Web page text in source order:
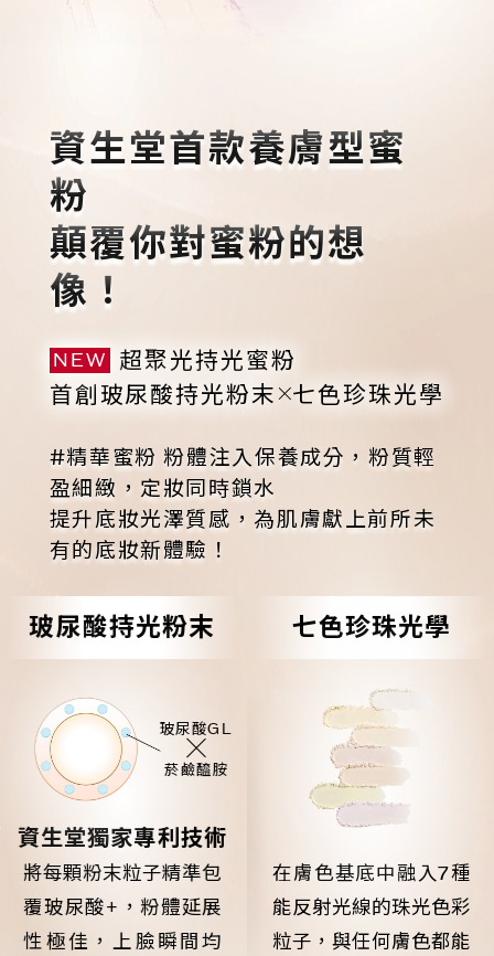
資生堂首款養膚型蜜
粉
顛覆你對蜜粉的想
像！
NEW
超聚光持光蜜粉
首創玻尿酸持光粉末
七色珍珠光學
#精華蜜粉 粉體注入保養成分，粉質輕
盈細緻，定妝同時鎖水
提升底妝光澤質感，為肌膚獻上前所未
有的底妝新體驗！
玻尿酸持光粉末
玻尿酸GL
菸鹼醯胺
資生堂獨家專利技術
將每顆粉末粒子精準包
覆玻尿酸+ ，粉體延展
性極佳，上臉瞬間均
七色珍珠光學
在膚色基底中融入7種
能反射光線的珠光色彩
粒子，與任何膚色都能